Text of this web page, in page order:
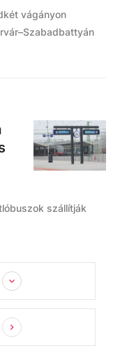
vágányon
szállítják